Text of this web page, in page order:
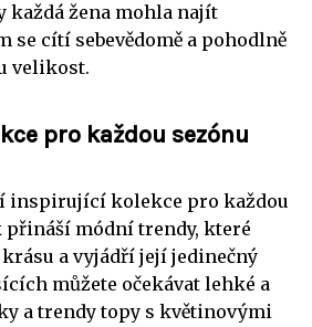
každá žena mohla najít
se cítí sebevědomě a pohodlně
velikost.
pro každou sezónu
inspirující kolekce pro každou
přináší módní trendy, které
a vyjádří její jedinečný
můžete očekávat lehké a
a trendy topy s květinovými